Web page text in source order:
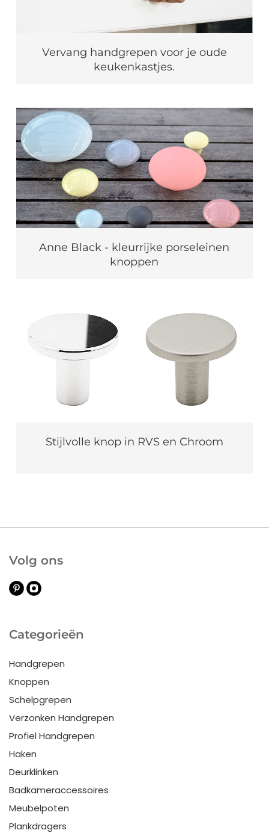
Vervang handgrepen voor je oude
keukenkastjes.
Anne Black - kleurrijke porseleinen
knoppen
Stijlvolle knop in RVS en Chroom
Categorieën
Handgrepen
Knoppen
Schelpgrepen
Verzonken Handgrepen
Profiel Handgrepen
Haken
Deurklinken
Badkameraccessoires
Meubelpoten
Plankdragers
Volg ons